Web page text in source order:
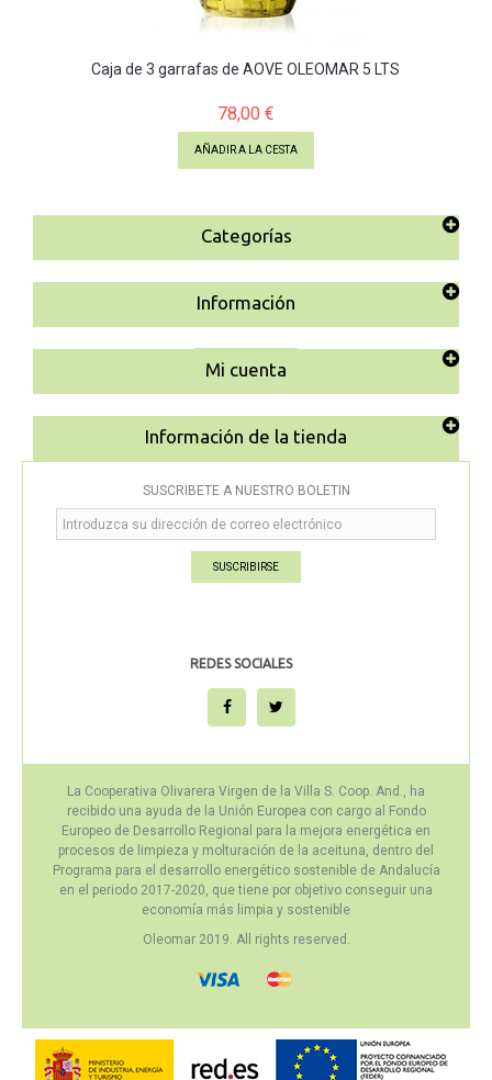
Caja de 3 garrafas de AOVE OLEOMAR 5 LTS
78,00 €
AÑADIR A LA CESTA
Categorías
Información
Mi cuenta
Información de la tienda
SUSCRÍBETE A NUESTRO BOLETÍN
SUSCRIBIRSE
REDES SOCIALES
La Cooperativa Olivarera Virgen de la Villa S. Coop. And., ha
recibido una ayuda de la Unión Europea con cargo al Fondo
Europeo de Desarrollo Regional para la mejora energética en
procesos de limpieza y molturación de la aceituna, dentro del
Programa para el desarrollo energético sostenible de Andalucía
en el periodo 2017-2020, que tiene por objetivo conseguir una
economía más limpia y sostenible
Oleomar 2019. All rights reserved.